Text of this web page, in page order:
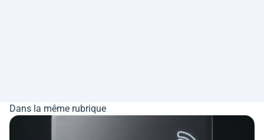
Dans la même rubrique